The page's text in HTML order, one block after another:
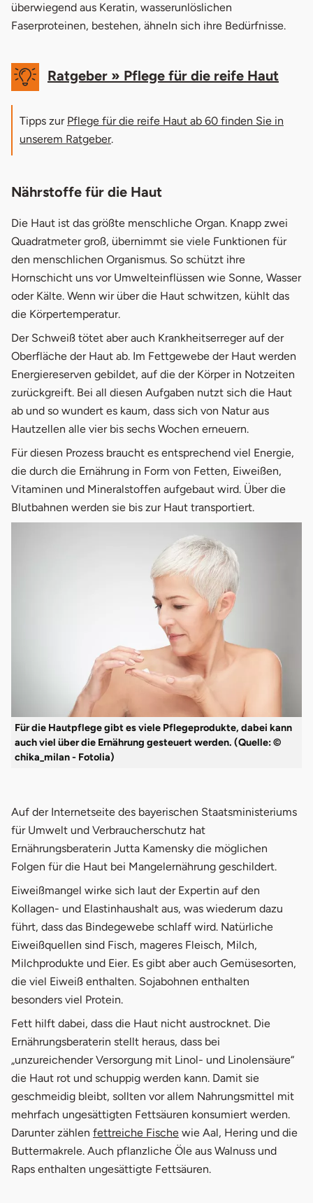
Natürliche Nahrungsergänzungsmittel
überwiegend aus Keratin, wasserunlöslichen
Faserproteinen, bestehen, ähneln sich ihre Bedürfnisse.
Ratgeber » Pflege für die reife Haut
Tipps zur Pflege für die reife Haut ab 60 finden Sie in
unserem Ratgeber.
Nährstoffe für die Haut
Die Haut ist das größte menschliche Organ. Knapp zwei
Quadratmeter groß, übernimmt sie viele Funktionen für
den menschlichen Organismus. So schützt ihre
Hornschicht uns vor Umwelteinflüssen wie Sonne, Wasser
oder Kälte. Wenn wir über die Haut schwitzen, kühlt das
die Körpertemperatur.
Der Schweiß tötet aber auch Krankheitserreger auf der
Oberfläche der Haut ab. Im Fettgewebe der Haut werden
Energiereserven gebildet, auf die der Körper in Notzeiten
zurückgreift. Bei all diesen Aufgaben nutzt sich die Haut
ab und so wundert es kaum, dass sich von Natur aus
Hautzellen alle vier bis sechs Wochen erneuern.
Für diesen Prozess braucht es entsprechend viel Energie,
die durch die Ernährung in Form von Fetten, Eiweißen,
Vitaminen und Mineralstoffen aufgebaut wird. Über die
Blutbahnen werden sie bis zur Haut transportiert.
Für die Hautpflege gibt es viele Pflegeprodukte, dabei kann
auch viel über die Ernährung gesteuert werden. (Quelle: ©
chika_milan - Fotolia)
Auf der Internetseite des bayerischen Staatsministeriums
für Umwelt und Verbraucherschutz hat
Ernährungsberaterin Jutta Kamensky die möglichen
Folgen für die Haut bei Mangelernährung geschildert.
Eiweißmangel wirke sich laut der Expertin auf den
Kollagen- und Elastinhaushalt aus, was wiederum dazu
führt, dass das Bindegewebe schlaff wird. Natürliche
Eiweißquellen sind Fisch, mageres Fleisch, Milch,
Milchprodukte und Eier. Es gibt aber auch Gemüsesorten,
die viel Eiweiß enthalten. Sojabohnen enthalten
besonders viel Protein.
Fett hilft dabei, dass die Haut nicht austrocknet. Die
Ernährungsberaterin stellt heraus, dass bei
„unzureichender Versorgung mit Linol- und Linolensäure“
die Haut rot und schuppig werden kann. Damit sie
geschmeidig bleibt, sollten vor allem Nahrungsmittel mit
mehrfach ungesättigten Fettsäuren konsumiert werden.
Darunter zählen fettreiche Fischeöffnet in neuem Fenster
wie Aal, Hering und die
Buttermakrele. Auch pflanzliche Öle aus Walnuss und
Raps enthalten ungesättigte Fettsäuren.